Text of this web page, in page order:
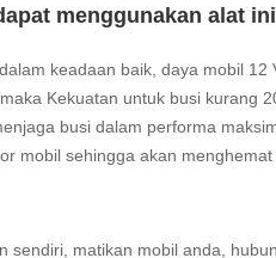
menggunakan alat ini
keadaan baik, daya mobil
Kekuatan untuk busi kurang
busi dalam performa
mobil sehingga akan menghemat
sendiri, matikan mobil anda,